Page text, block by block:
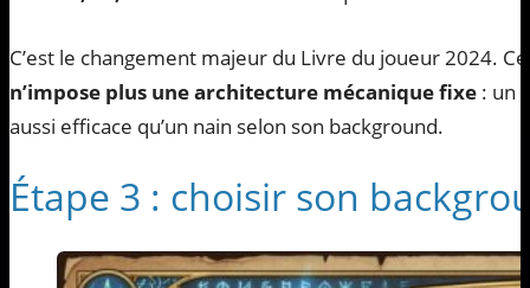
C’est le changement majeur du Livre du joueur 2024.
n’impose plus une architecture mécanique fixe : un
aussi efficace qu’un nain selon son background.
Étape 3 : choisir son